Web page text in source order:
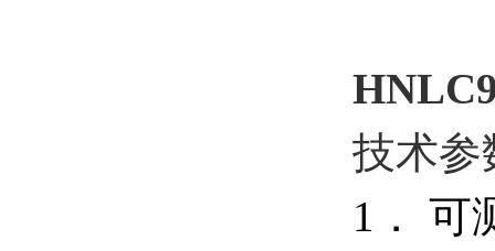
技术参
1． 可